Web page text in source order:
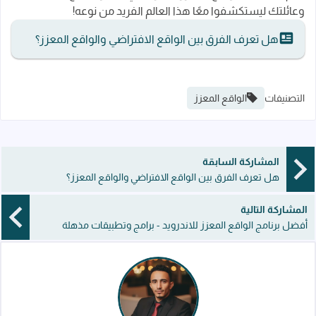
وعائلتك ليستكشفوا معًا هذا العالم الفريد من نوعه!
هل تعرف الفرق بين الواقع الافتراضي والواقع المعزز؟
التصنيفات الواقع المعزز
المشاركة السابقة
هل تعرف الفرق بين الواقع الافتراضي والواقع المعزز؟
المشاركة التالية
أفضل برنامج الواقع المعزز للاندرويد - برامج وتطبيقات مذهلة